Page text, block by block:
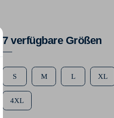
7 verfügbare Größen
S M L XL
4XL